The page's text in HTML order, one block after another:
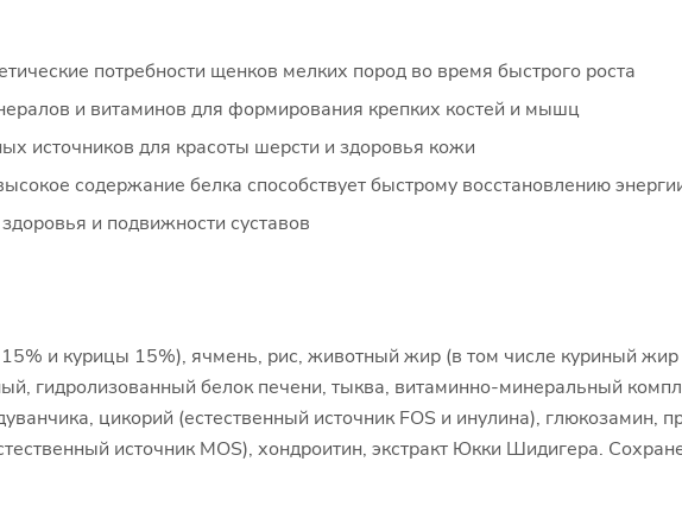
потребности щенков мелких пород во время быстрого роста
и витаминов для формирования крепких костей и мышц
источников для красоты шерсти и здоровья кожи
содержание белка способствует быстрому восстановлению
и подвижности суставов
и курицы 15%), ячмень, рис, животный жир (в том числе куриный
гидролизованный белок печени, тыква, витаминно-минеральный
цикорий (естественный источник FOS и инулина), глюкозамин,
источник MOS), хондроитин, экстракт Юкки Шидигера.